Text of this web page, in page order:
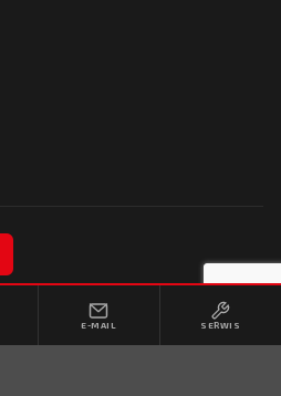
E-MAIL SERWIS
prawa zastrzeżone.